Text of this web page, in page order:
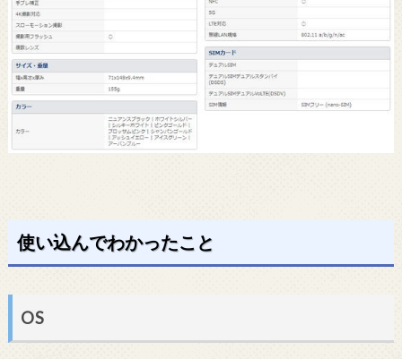
使い込んでわかったこと
OS